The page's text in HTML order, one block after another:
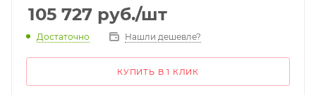
105 727 руб./шт
Достаточно Нашли дешевле?
КУПИТЬ В 1 КЛИК